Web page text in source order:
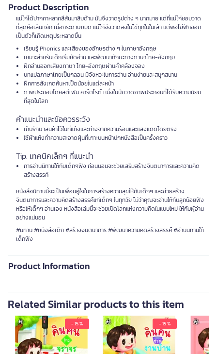
Product Description
แม่ไก่ได้ปากกาหลากสีสันมาสิบด้าม มันจึงวาดรูปต่าง ๆ มากมาย แต่ที่แม่ไก่ชอบวาด
ที่สุดคือเส้นหยัก เมื่อกระดาษหมด แม่ไก่จึงวาดลงในไข่ทุกใบในเล้า แต่พอไข่ฟักออก
เป็นตัวก็เกิดเหตุประหลาดขึ้น
เรียนรู้ Phonics และเสียงของอักษรต่าง ๆ ในภาษาอังกฤษ
เหมาะสำหรับเด็กเริ่มหัดอ่าน และพัฒนาทักษะทางภาษาไทย-อังกฤษ
ฝึกอ่านออกเสียงภาษา ไทย-อังกฤษผ่านคำคล้องจอง
บทแปลภาษาไทยเป็นกลอน มีจังหวะในการอ่าน อ่านง่ายและสนุกสนาน
ฝึกการสังเกตค้นหาเป็ดน้อยในแต่ละหน้า
ภาพประกอบโดยสตีเฟน คาร์ตไรต์ หนึ่งในนักวาดภาพประกอบที่ได้รับความนิยม
ที่สุดในโลก
คำแนะนำและข้อควรระวัง
เก็บรักษาสินค้าไว้ในที่แห้งและห่างจากความร้อนและแสงแดดโดยตรง
ใช้ผ้าแห้งทำความสะอาดฝุ่นที่เกาะบนหน้าปกหนังสือเป็นครั้งคราว
Tip. เทคนิคเล็กๆ ที่แนะนำ
การอ่านนิทานให้กับเด็กๆฟัง ก่อนนอนจะช่วยเสริมสร้างจินตนาการและความคิด
สร้างสรรค์
หนังสือนิทานนี้จะเป็นเพื่อนคู่ใจในการสร้างความสุขให้กับเด็กๆ และช่วยสร้าง
จินตนาการและความคิดสร้างสรรค์แก่เด็กๆ ในทุกวัย ไม่ว่าคุณจะอ่านให้กับลูกน้อยฟัง
หรือให้เด็กๆ อ่านเอง หนังสือเล่มนี้จะช่วยเปิดโลกแห่งความคิดในแบบใหม่ ให้กับผู้อ่าน
อย่างแน่นอน
#นิทาน #หนังสือเด็ก #สร้างจินตนาการ #พัฒนาความคิดสร้างสรรค์ #อ่านนิทานให้
เด็กฟัง
Product Information
Related Similar products to this item
- 15 % - 15 %